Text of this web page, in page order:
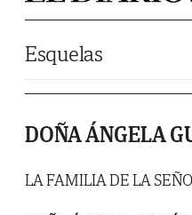
Esquelas
DOÑA ÁNGELA
LA FAMILIA DE LA